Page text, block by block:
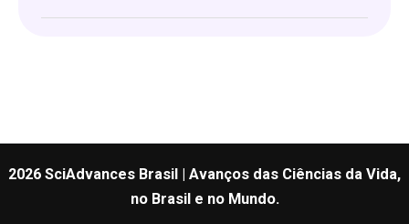
2026 SciAdvances Brasil | Avanços das Ciências da Vida,
no Brasil e no Mundo.